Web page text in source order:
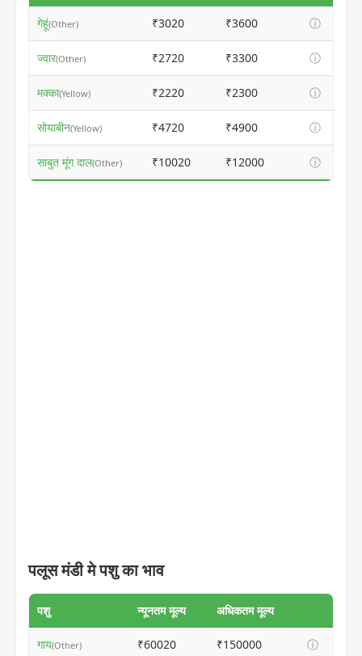
गेहूं(Other) ₹3020 ₹3600 ⓘ
ज्वार(Other) ₹2720 ₹3300 ⓘ
मक्का(Yellow) ₹2220 ₹2300 ⓘ
सोयाबीन(Yellow) ₹4720 ₹4900 ⓘ
साबुत मूंग दाल(Other) ₹10020 ₹12000 ⓘ
पलूस मंडी मे पशु का भाव
पशु न्यूनतम मूल्य अधिकतम मूल्य
गाय(Other) ₹60020 ₹150000 ⓘ